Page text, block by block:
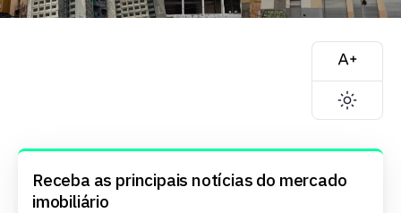
Receba as principais notícias do mercado
imobiliário